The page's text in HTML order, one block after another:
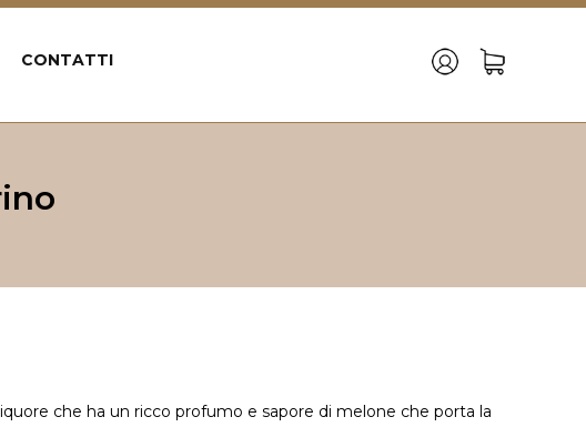
CONTATTI
che ha un ricco profumo e sapore di melone che porta la